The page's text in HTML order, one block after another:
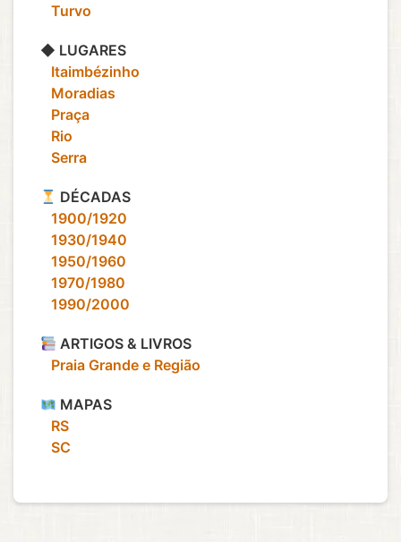
‎ ‎ ‎ Turvo
◆ LUGARES
‎ ‎ ‎ Itaimbézinho
‎ ‎ ‎ Moradias
‎ ‎ ‎ Praça
‎ ‎ ‎ Rio
‎ ‎ ‎ Serra
DÉCADAS
‎ ‎ ‎ 1900/1920
‎ ‎ ‎ 1930/1940
‎ ‎ ‎ 1950/1960
‎ ‎ ‎ 1970/1980
‎ ‎ ‎ 1990/2000
ARTIGOS & LIVROS
‎ ‎ ‎ Praia Grande e Região
MAPAS
‎ ‎ ‎ RS
‎ ‎ ‎ SC